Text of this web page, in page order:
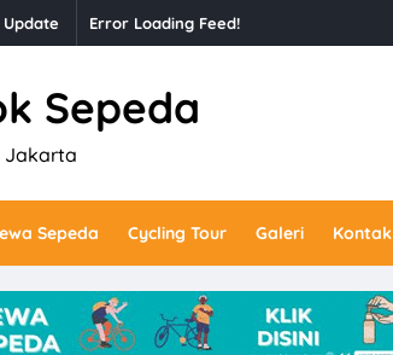
Update Error Loading Feed!
Sepeda
Jakarta
Sepeda Cycling Tour Galeri Kontak